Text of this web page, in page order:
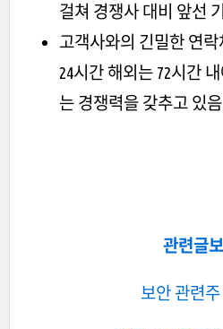
걸쳐 경쟁사 대비 앞선
고객사와의 긴밀한 연
24시간 해외는 72시간
는 경쟁력을 갖추고 있
관련글보
보안 관련